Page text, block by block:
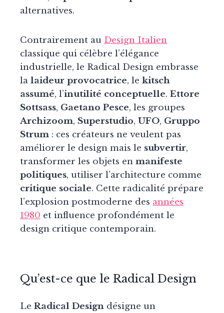
alternatives.
Contrairement au Design Italien
classique qui célèbre l’élégance
industrielle, le Radical Design embrasse
la laideur provocatrice, le kitsch
assumé, l’inutilité conceptuelle. Ettore
Sottsass, Gaetano Pesce, les groupes
Archizoom, Superstudio, UFO, Gruppo
Strum : ces créateurs ne veulent pas
améliorer le design mais le subvertir,
transformer les objets en manifeste
politiques, utiliser l’architecture comme
critique sociale. Cette radicalité prépare
l’explosion postmoderne des années
1980 et influence profondément le
design critique contemporain.
Qu’est-ce que le Radical Design
Le Radical Design désigne un